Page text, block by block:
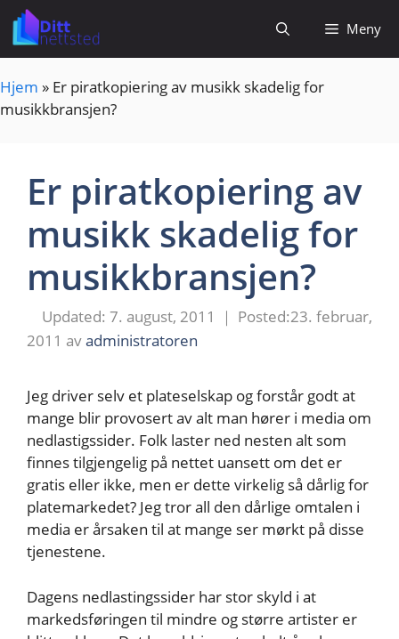
Hopp
innhold
Meny
Hjem » Er piratkopiering av musikk skadelig for
musikkbransjen?
Er piratkopiering av
musikk skadelig for
musikkbransjen?
7. august, 2011
23. februar,
2011 avadministratoren
Jeg driver selv et plateselskap og forstår godt at
mange blir provosert av alt man hører i media om
nedlastigssider. Folk laster ned nesten alt som
finnes tilgjengelig på nettet uansett om det er
gratis eller ikke, men er dette virkelig så dårlig for
platemarkedet? Jeg tror all den dårlige omtalen i
media er årsaken til at mange ser mørkt på disse
tjenestene.
Dagens nedlastingssider har stor skyld i at
markedsføringen til mindre og større artister er